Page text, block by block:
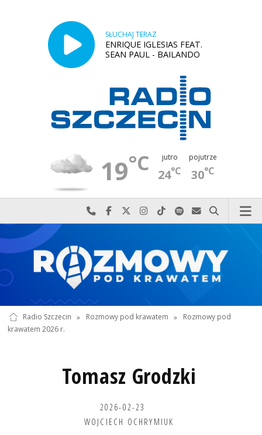
SŁUCHAJ TERAZ
ENRIQUE IGLESIAS FEAT.
SEAN PAUL - BAILANDO
19°C jutro
24°C
pojutrze
30°C
Najlepiej po prostu do nas zadzwoń
Odwiedź nas na Facebook-u
Odwiedź nas na X
Odwiedź nas na Instagram-ie
Odwiedź nas na TikTok-u
Szukaj nas na Spotify
Wyślij do nas
Szukaj
Radio Szczecin » Rozmowy pod krawatem »
Rozmowy pod
krawatem 2026 r.
Tomasz Grodzki
2026-02-23
WOJCIECH OCHRYMIUK